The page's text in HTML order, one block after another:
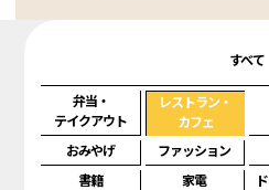
すべて
弁当・
テイクアウト
レストラン・
カフェ
おみやげ ファッション
書籍
家電